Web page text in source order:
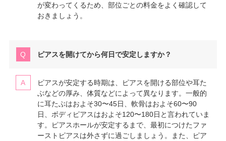
が変わってくるため、部位ごとの料金をよく確認して
おきましょう。
ピアスを開けてから何日で安定しますか？
ピアスが安定する時期は、ピアスを開ける部位や耳た
ぶなどの厚み、体質などによって異なります。一般的
に耳たぶはおよそ30〜45日、軟骨はおよそ60〜90
日、ボディピアスはおよそ120〜180日と言われていま
す。ピアスホールが安定するまで、最初につけたファ
ーストピアスは外さずに過ごしましょう。また、ピア